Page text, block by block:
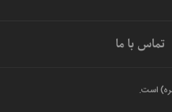
تماس با ما
است.